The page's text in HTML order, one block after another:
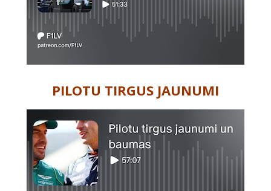
PILOTU TIRGUS JAUNUMI